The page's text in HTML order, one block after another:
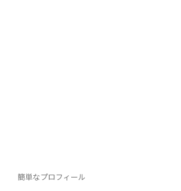
簡単なプロフィール